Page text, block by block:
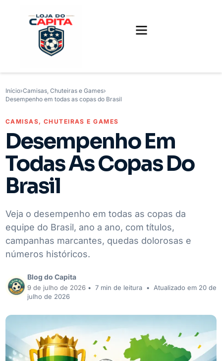
Início›Camisas, Chuteiras e Games›
Desempenho em todas as copas do Brasil
CAMISAS, CHUTEIRAS E GAMES
Desempenho Em
Todas As Copas Do
Brasil
Veja o desempenho em todas as copas da
equipe do Brasil, ano a ano, com títulos,
campanhas marcantes, quedas dolorosas e
números históricos.
Blog do Capita
9 de julho de 2026 • 7 min de leitura •
Atualizado em 20 de
julho de 2026